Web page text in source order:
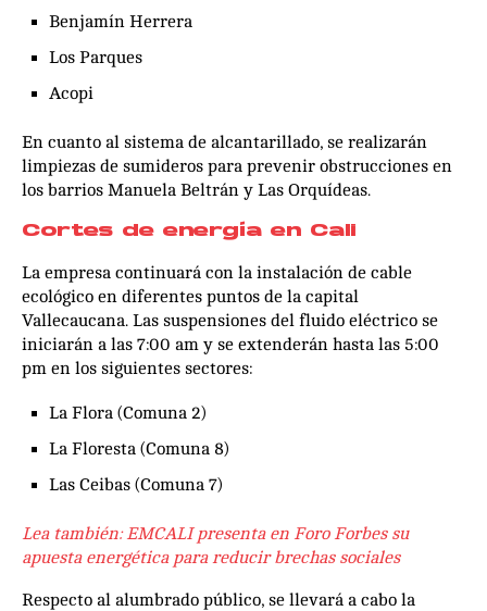
Benjamín Herrera
Los Parques
Acopi
En cuanto al sistema de alcantarillado, se realizarán
limpiezas de sumideros para prevenir obstrucciones en
los barrios Manuela Beltrán y Las Orquídeas.
Cortes de energía en Cali
La empresa continuará con la instalación de cable
ecológico en diferentes puntos de la capital
Vallecaucana. Las suspensiones del fluido eléctrico se
iniciarán a las 7:00 am y se extenderán hasta las 5:00
pm en los siguientes sectores:
La Flora (Comuna 2)
La Floresta (Comuna 8)
Las Ceibas (Comuna 7)
Lea también: EMCALI presenta en Foro Forbes su
apuesta energética para reducir brechas sociales
Respecto al alumbrado público, se llevará a cabo la